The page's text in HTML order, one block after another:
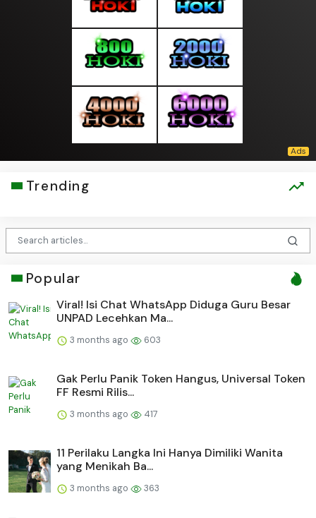
Trending
Popular
Viral! Isi Chat WhatsApp Diduga Guru Besar
UNPAD Lecehkan Ma...
3 months ago 603
Gak Perlu Panik Token Hangus, Universal Token
FF Resmi Rilis...
3 months ago 417
11 Perilaku Langka Ini Hanya Dimiliki Wanita
yang Menikah Ba...
3 months ago 363